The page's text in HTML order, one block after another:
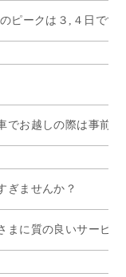
ピークは３,４日で
でお越しの際は事前
ぎませんか？
まに質の良いサービ